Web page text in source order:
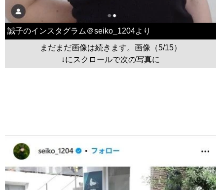
誠子のインスタグラム＠seiko_1204より
まだまだ画像は続きます。画像（5/15）
↓にスクロールで次の写真に